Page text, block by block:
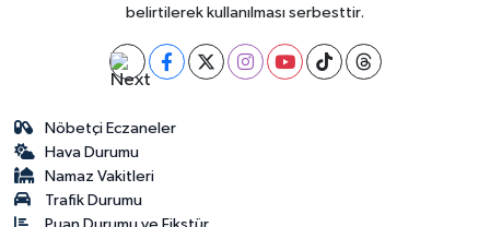
belirtilerek kullanılması serbesttir.
Nöbetçi Eczaneler
Hava Durumu
Namaz Vakitleri
Trafik Durumu